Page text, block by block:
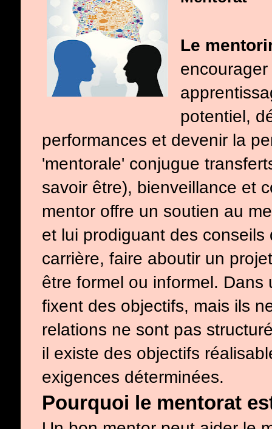
Le
potentiel,
performances et devenir la
'mentorale' conjugue
savoir être), bienveillance et
mentor offre un soutien au
et lui prodiguant des conseils
carrière, faire aboutir un
être formel ou informel.
fixent des objectifs, mais ils
relations ne sont pas
il existe des objectifs
exigences déterminées.
Pourquoi le mentorat